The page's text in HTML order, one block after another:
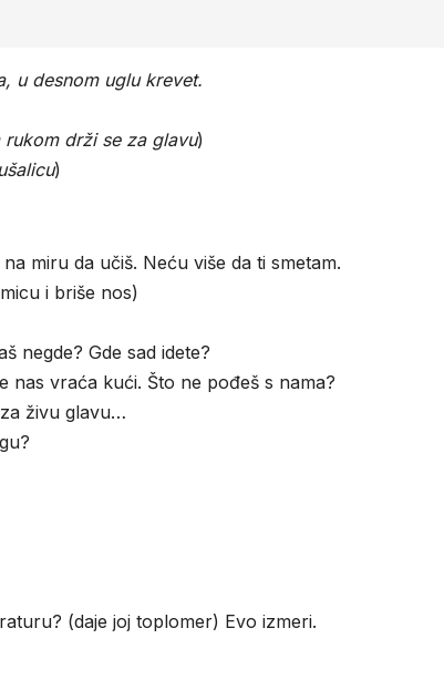
u desnom uglu krevet.
drži se za glavu)
)
miru da učiš. Neću više da ti smetam.
i briše nos)
negde? Gde sad idete?
vraća kući. Što ne pođeš s nama?
živu glavu…
(daje joj toplomer) Evo izmeri.